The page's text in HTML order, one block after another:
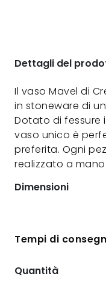
Dettagli del
Il vaso Mavel di
in stoneware di
Dotato di fessure
vaso unico è
preferita. Ogni
realizzato a mano.
Dimensioni
Tempi di
Quantità